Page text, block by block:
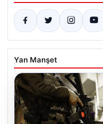
Yan Manşet